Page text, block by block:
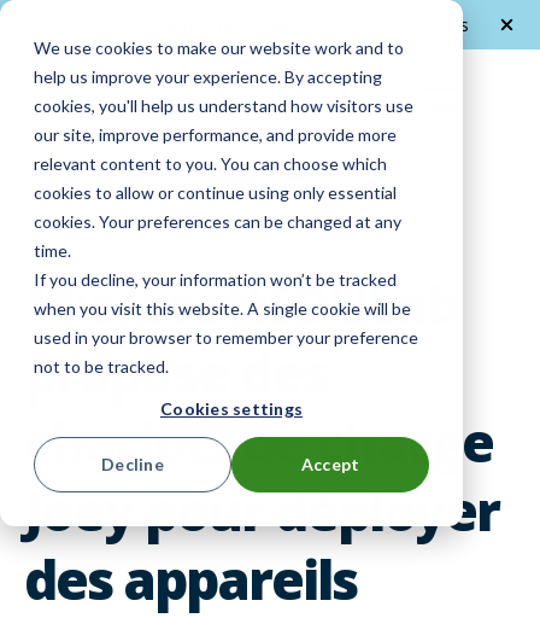
We use cookies to make our website work and to
help us improve your experience. By accepting
cookies, you'll help us understand how visitors use
our site, improve performance, and provide more
relevant content to you. You can choose which
cookies to allow or continue using only essential
cookies. Your preferences can be changed at any
time.
If you decline, your information won’t be tracked
when you visit this website. A single cookie will be
used in your browser to remember your preference
not to be tracked.
Cookies settings
Accept
Decline
pour recevoir un devis
FR
Informations sur le produit
MicrosoftEDULab
propose des
chariots de charge
Joey pour déployer
des appareils